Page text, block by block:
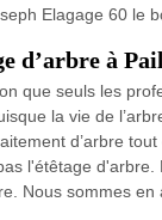
Elagage 60 le
d’arbre à
que seuls les
la vie de
d’arbre
l'étêtage
Nous sommes